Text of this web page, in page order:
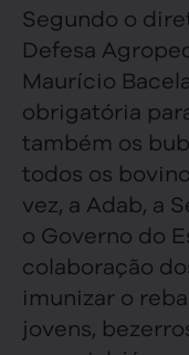
Segundo o
Defesa
Maurício
obrigatória
também os
todos os
vez, a Adab, a
o Governo do
colaboração
imunizar o
jovens,